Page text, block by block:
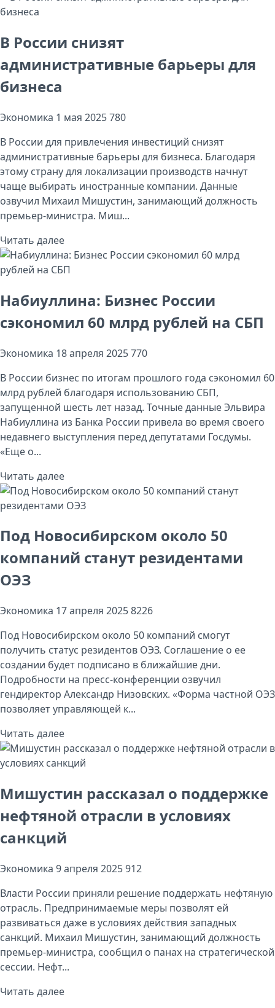
В России снизят
административные барьеры для
бизнеса
Экономика 1 мая 2025780
В России для привлечения инвестиций снизят
административные барьеры для бизнеса. Благодаря
этому страну для локализации производств начнут
чаще выбирать иностранные компании. Данные
озвучил Михаил Мишустин, занимающий должность
премьер-министра. Миш...
Читать далее
Набиуллина: Бизнес России
сэкономил 60 млрд рублей на СБП
Экономика 18 апреля 2025770
В России бизнес по итогам прошлого года сэкономил 60
млрд рублей благодаря использованию СБП,
запущенной шесть лет назад. Точные данные Эльвира
Набиуллина из Банка России привела во время своего
недавнего выступления перед депутатами Госдумы.
«Еще о...
Читать далее
Под Новосибирском около 50
компаний станут резидентами
ОЭЗ
Экономика 17 апреля 20258226
Под Новосибирском около 50 компаний смогут
получить статус резидентов ОЭЗ. Соглашение о ее
создании будет подписано в ближайшие дни.
Подробности на пресс-конференции озвучил
гендиректор Александр Низовских. «Форма частной ОЭЗ
позволяет управляющей к...
Читать далее
Мишустин рассказал о поддержке
нефтяной отрасли в условиях
санкций
Экономика 9 апреля 2025912
Власти России приняли решение поддержать нефтяную
отрасль. Предпринимаемые меры позволят ей
развиваться даже в условиях действия западных
санкций. Михаил Мишустин, занимающий должность
премьер-министра, сообщил о панах на стратегической
сессии. Нефт...
Читать далее